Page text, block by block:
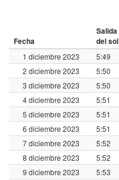
Fecha
Salida
del sol
1 diciembre 2023 5:49
2 diciembre 2023
5:50
3 diciembre 2023
5:50
4 diciembre 2023
5:51
5 diciembre 2023
5:51
6 diciembre 2023
5:51
7 diciembre 2023
5:52
8 diciembre 2023
5:52
9 diciembre 2023
5:53